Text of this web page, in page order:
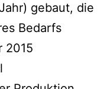
gebaut, die
Bedarfs
2015